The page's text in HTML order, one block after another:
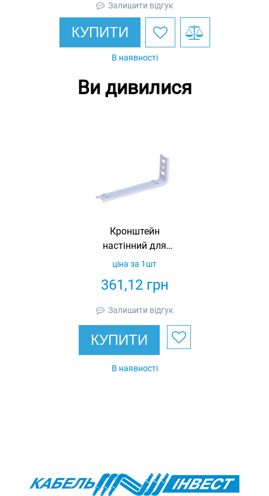
Залишити відгук
КУПИТИ
В наявності
Ви дивилися
Кронштейн
настінний для
сітчастого лотка,
41х21/41х41,
510, оцинкований,
Ardic
361,12грн
ціна за 1шт
Залишити відгук
КУПИТИ
В наявності